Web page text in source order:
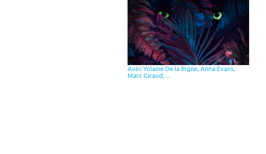
Avec Yolaine De la Bigne, Anna Evans,
Marc Giraud, ...